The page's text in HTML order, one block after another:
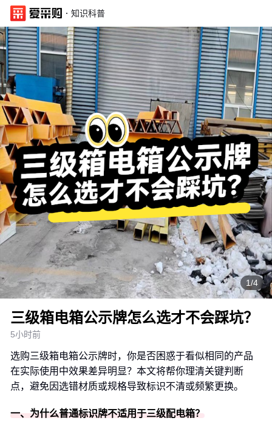
· 知识科普
1/4
三级箱电箱公示牌怎么选才不会踩坑？
5小时前
选购三级箱电箱公示牌时，你是否困惑于看似相同的产品
在实际使用中效果差异明显？本文将帮你理清关键判断
点，避免因选错材质或规格导致标识不清或频繁更换。
一、为什么普通标识牌不适用于三级配电箱？